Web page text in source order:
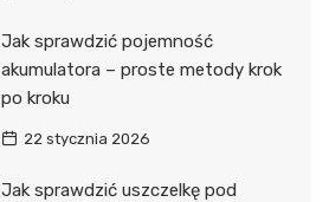
Jak sprawdzić pojemność
akumulatora – proste metody krok
po kroku
22 stycznia 2026
Jak sprawdzić uszczelkę pod